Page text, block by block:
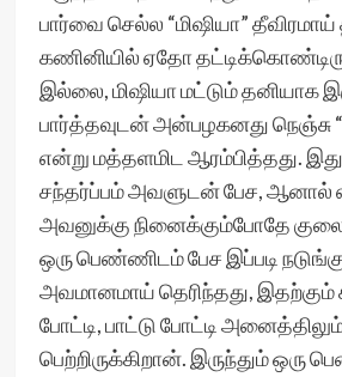
பார்வை செல்ல “மிஷியா”
கணினியில் ஏதோ
இல்லை, மிஷியா மட்டும் தனியாக
பார்த்தவுடன் அன்பழகனது நெஞ்சு
என்று மத்தளமிட ஆரம்பித்தது.
சந்தர்ப்பம் அவளுடன் பேச, ஆனால்
அவனுக்கு நினைக்கும்போதே குலை
ஒரு பெண்ணிடம் பேச இப்படி
அவமானமாய் தெரிந்தது, இதற்கும்
போட்டி, பாட்டு போட்டி
பெற்றிருக்கிறான். இருந்தும் ஒரு